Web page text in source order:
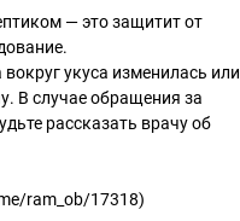
— это защитит от
укуса изменилась или
В случае обращения за
рассказать врачу об
ram_ob/17318)